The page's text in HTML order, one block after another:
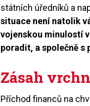
státních úředníků a
situace není natolik
vojenskou minulostí
poradit, a společně s
Zásah
Příchod financů na